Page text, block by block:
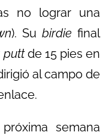
no lograr una
). Su birdie final
puttde 15 pies en
al campo de
semana